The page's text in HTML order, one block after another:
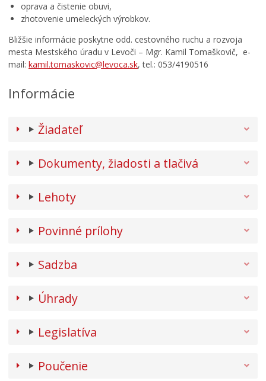
oprava a čistenie obuvi,
zhotovenie umeleckých výrobkov.
Bližšie informácie poskytne odd. cestovného ruchu a rozvoja
mesta Mestského úradu v Levoči – Mgr. Kamil Tomaškovič, e-
mail: kamil.tomaskovic@levoca.sk, tel.: 053/4190516
Informácie
Žiadateľ
Dokumenty, žiadosti a tlačivá
Lehoty
Povinné prílohy
Sadzba
Úhrady
Legislatíva
Poučenie